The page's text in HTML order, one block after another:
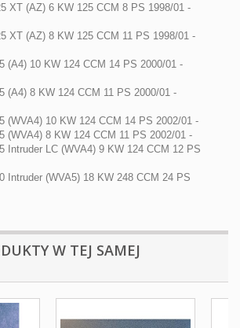
XT (AZ) 6 KW 125 CCM 8 PS 1998/01 -
XT (AZ) 8 KW 125 CCM 11 PS 1998/01 -
(A4) 10 KW 124 CCM 14 PS 2000/01 -
(A4) 8 KW 124 CCM 11 PS 2000/01 -
(WVA4) 10 KW 124 CCM 14 PS 2002/01 -
(WVA4) 8 KW 124 CCM 11 PS 2002/01 -
Intruder LC (WVA4) 9 KW 124 CCM 12 PS
Intruder (WVA5) 18 KW 248 CCM 24 PS
W TEJ SAMEJ